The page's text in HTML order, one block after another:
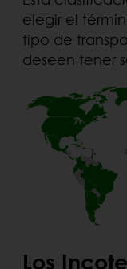
elegir el
tipo de
deseen tener
Los